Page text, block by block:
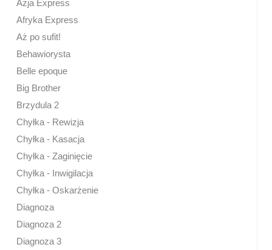
Azja Express
Afryka Express
Aż po sufit!
Behawiorysta
Belle epoque
Big Brother
Brzydula 2
Chyłka - Rewizja
Chyłka - Kasacja
Chyłka - Zaginięcie
Chyłka - Inwigilacja
Chyłka - Oskarżenie
Diagnoza
Diagnoza 2
Diagnoza 3